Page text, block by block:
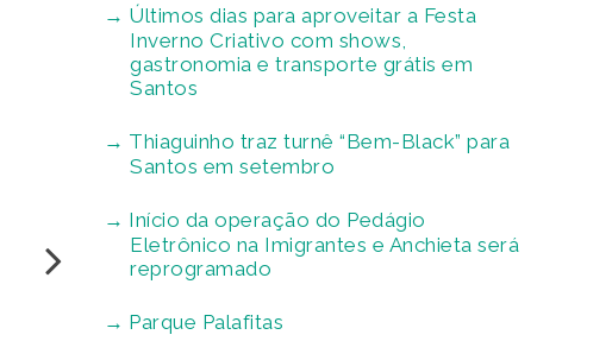
Últimos dias para aproveitar a Festa
Inverno Criativo com shows,
gastronomia e transporte grátis em
Santos
Thiaguinho traz turnê “Bem-Black” para
Santos em setembro
Início da operação do Pedágio
Eletrônico na Imigrantes e Anchieta será
reprogramado
Parque Palafitas